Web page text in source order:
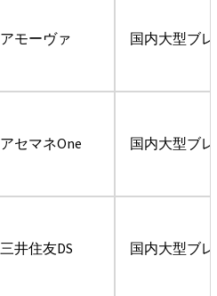
アモーヴァ 国内大型ブ
アセマネOne 国内大型ブ
三井住友DS 国内大型ブ